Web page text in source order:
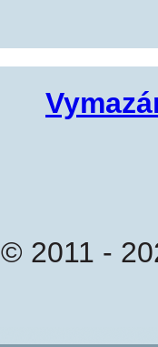
© 2011 -